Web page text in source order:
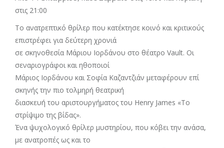
στις 21:00
Το ανατρεπτικό θρίλερ που κατέκτησε κοινό και κριτικούς
επιστρέφει για δεύτερη χρονιά
σε σκηνοθεσία Μάριου Ιορδάνου στο θέατρο Vault. Οι
σεναριογράφοι και ηθοποιοί
Μάριος Ιορδάνου και Σοφία Καζαντζιάν μεταφέρουν επί
σκηνής την πιο τολμηρή θεατρική
διασκευή του αριστουργήματος του Henry James «Το
στρίψιμο της βίδας».
Ένα ψυχολογικό θρίλερ μυστηρίου, που κόβει την ανάσα,
με ανατροπές ως και το